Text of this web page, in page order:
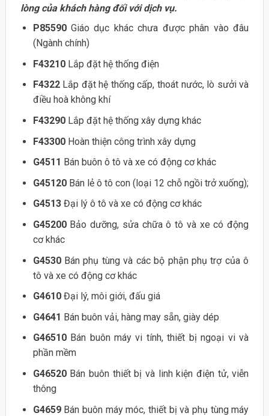
lòng của khách hàng đối với dịch vụ.
P85590Giáo dục khác chưa được phân vào đâu
(Ngành chính)
F43210Lắp đặt hệ thống điện
F4322Lắp đặt hệ thống cấp, thoát nước, lò sưởi và
điều hoà không khí
F43290Lắp đặt hệ thống xây dựng khác
F43300Hoàn thiện công trình xây dựng
G4511 Bán buôn ô tô và xe có động cơ khác
G45120Bán lẻ ô tô con (loại 12 chỗ ngồi trở xuống);
G4513Đại lý ô tô và xe có động cơ khác
G45200Bảo dưỡng, sửa chữa ô tô và xe có động
cơ khác
G4530Bán phụ tùng và các bộ phận phụ trợ của ô
tô và xe có động cơ khác
G4610Đại lý, môi giới, đấu giá
G4641 Bán buôn vải, hàng may sẵn, giày dép
G46510Bán buôn máy vi tính, thiết bị ngoại vi và
phần mềm
G46520Bán buôn thiết bị và linh kiện điện tử, viễn
thông
G4659Bán buôn máy móc, thiết bị và phụ tùng máy